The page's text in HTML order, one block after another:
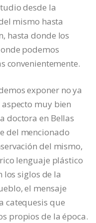
desde la
mismo hasta
hasta donde los
podemos
convenientemente.
exponer no ya
muy bien
doctora en Bellas
del mencionado
del mismo,
lenguaje plástico
siglos de la
el mensaje
catequesis que
propios de la época.